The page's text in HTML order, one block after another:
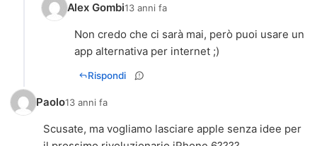
Alex Gombi13 anni fa
Non credo che ci sarà mai, però puoi usare un
app alternativa per internet ;)
Rispondi
Paolo13 anni fa
Scusate, ma vogliamo lasciare apple senza idee per